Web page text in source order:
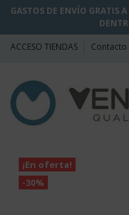
GASTOS DE ENVÍO GRATIS
ACCESO TIENDAS Contacto
¡En oferta!
-30%